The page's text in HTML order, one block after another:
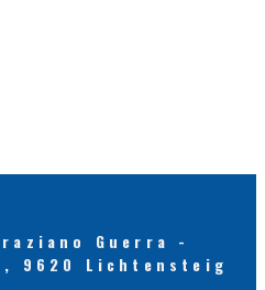
Guerra -
9620 Lichtensteig